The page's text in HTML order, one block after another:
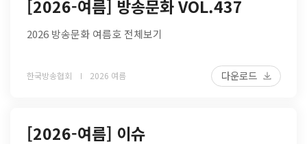
[2026-여름] 방송문화 VOL.437
2026 방송문화 여름호 전체보기
한국방송협회 2026 여름 다운로드
[2026-여름] 이슈